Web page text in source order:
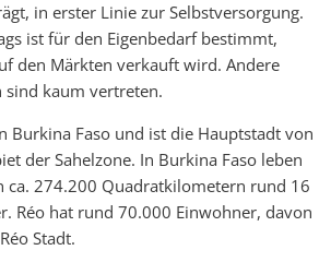
in erster Linie zur Selbstversorgung.
ist für den Eigenbedarf bestimmt,
den Märkten verkauft wird. Andere
kaum vertreten.
Burkina Faso und ist die Hauptstadt von
der Sahelzone. In Burkina Faso leben
ca. 274.200 Quadratkilometern rund 16
Réo hat rund 70.000 Einwohner, davon
Stadt.